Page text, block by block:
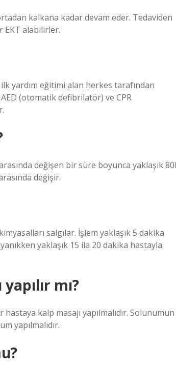
kalkana kadar devam eder. Tedaviden
EKT alabilirler.
yardım eğitimi alan herkes tarafından
(otomatik defibrilatör) ve CPR
değişen bir süre boyunca yaklaşık
değişir.
salgılar. İşlem yaklaşık 5 dakika
yaklaşık 15 ila 20 dakika hastayla
mı?
kalp masajı yapılmalıdır. Solunumun
yapılmalıdır.